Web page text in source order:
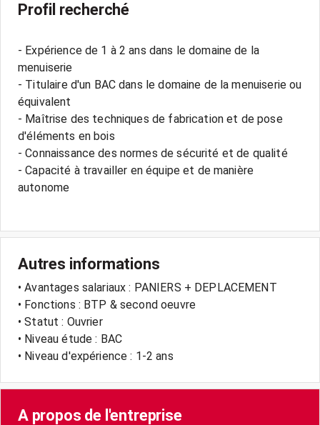
Profil recherché
- Expérience de 1 à 2 ans dans le domaine de la
menuiserie
- Titulaire d'un BAC dans le domaine de la menuiserie ou
équivalent
- Maîtrise des techniques de fabrication et de pose
d'éléments en bois
- Connaissance des normes de sécurité et de qualité
- Capacité à travailler en équipe et de manière
autonome
Autres informations
• Avantages salariaux : PANIERS + DEPLACEMENT
• Fonctions : BTP & second oeuvre
• Statut : Ouvrier
• Niveau étude : BAC
• Niveau d'expérience : 1-2 ans
A propos de l'entreprise